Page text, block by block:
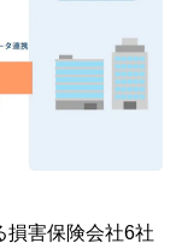
害保険会社6社